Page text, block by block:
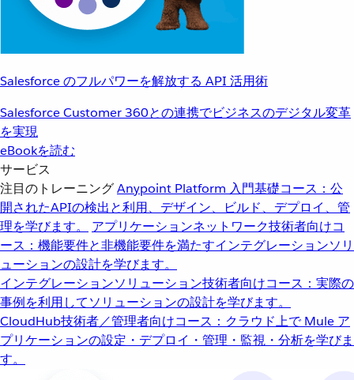
Salesforce のフルパワーを解放する API 活用術
Salesforce Customer 360との連携でビジネスのデジタル変革
を実現
eBookを読む
サービス
注目のトレーニングAnypoint Platform 入門基礎コース：公
開されたAPIの検出と利用、デザイン、ビルド、デプロイ、管
理を学びます。
アプリケーションネットワーク技術者向けコ
ース：機能要件と非機能要件を満たすインテグレーションソリ
ューションの設計を学びます。
インテグレーションソリューション技術者向けコース：実際の
事例を利用してソリューションの設計を学びます。
CloudHub技術者／管理者向けコース：クラウド上で Mule ア
プリケーションの設定・デプロイ・管理・監視・分析を学びま
す。